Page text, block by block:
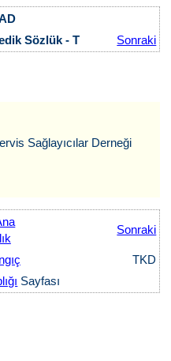
Sözlük - T Sonraki
Sağlayıcılar Derneği
Sonraki
TKD
Sayfası